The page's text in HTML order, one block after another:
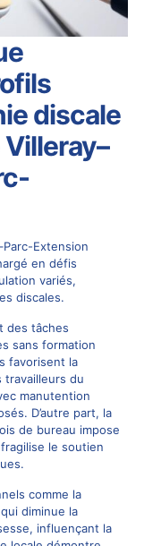
discale
Extension
en défis
variés,
discales.
des tâches
sans formation
favorisent la
travailleurs du
manutention
D’autre part, la
de bureau impose
le soutien
comme la
diminue la
influençant la